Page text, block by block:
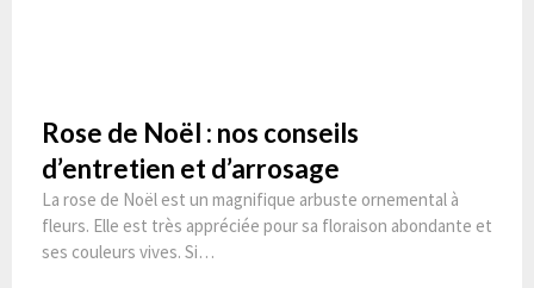
Rose de Noël : nos conseils
d’entretien et d’arrosage
La rose de Noël est un magnifique arbuste ornemental à
fleurs. Elle est très appréciée pour sa floraison abondante et
ses couleurs vives. Si…